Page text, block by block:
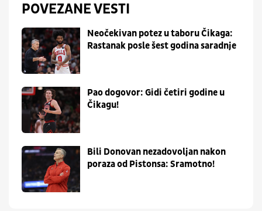
POVEZANE VESTI
Neočekivan potez u taboru Čikaga:
Rastanak posle šest godina saradnje
Pao dogovor: Gidi četiri godine u
Čikagu!
Bili Donovan nezadovoljan nakon
poraza od Pistonsa: Sramotno!